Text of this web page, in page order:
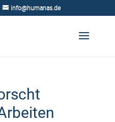
info@humanas.de